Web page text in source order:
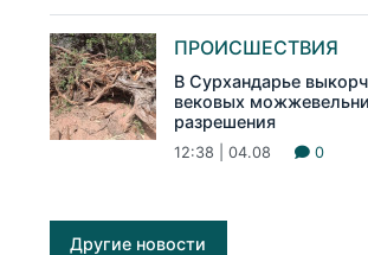
ПРОИСШЕСТВИЯ
В Сурхандарье
вековых
разрешения
12:38 | 04.08 0
Другие новости